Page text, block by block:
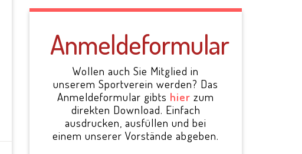
Anmeldeformular
Wollen auch Sie Mitglied in
unserem Sportverein werden? Das
Anmeldeformular gibts hier zum
direkten Download. Einfach
ausdrucken, ausfüllen und bei
einem unserer Vorstände abgeben.